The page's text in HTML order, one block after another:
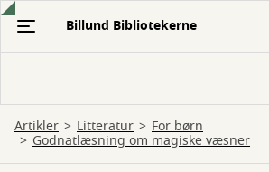
Gå
hovedindhold
Billund Bibliotekerne
Artikler Litteratur For børn
Godnatlæsning om magiske væsner